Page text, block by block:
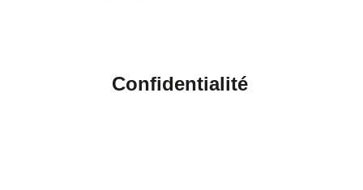
Confidentialité